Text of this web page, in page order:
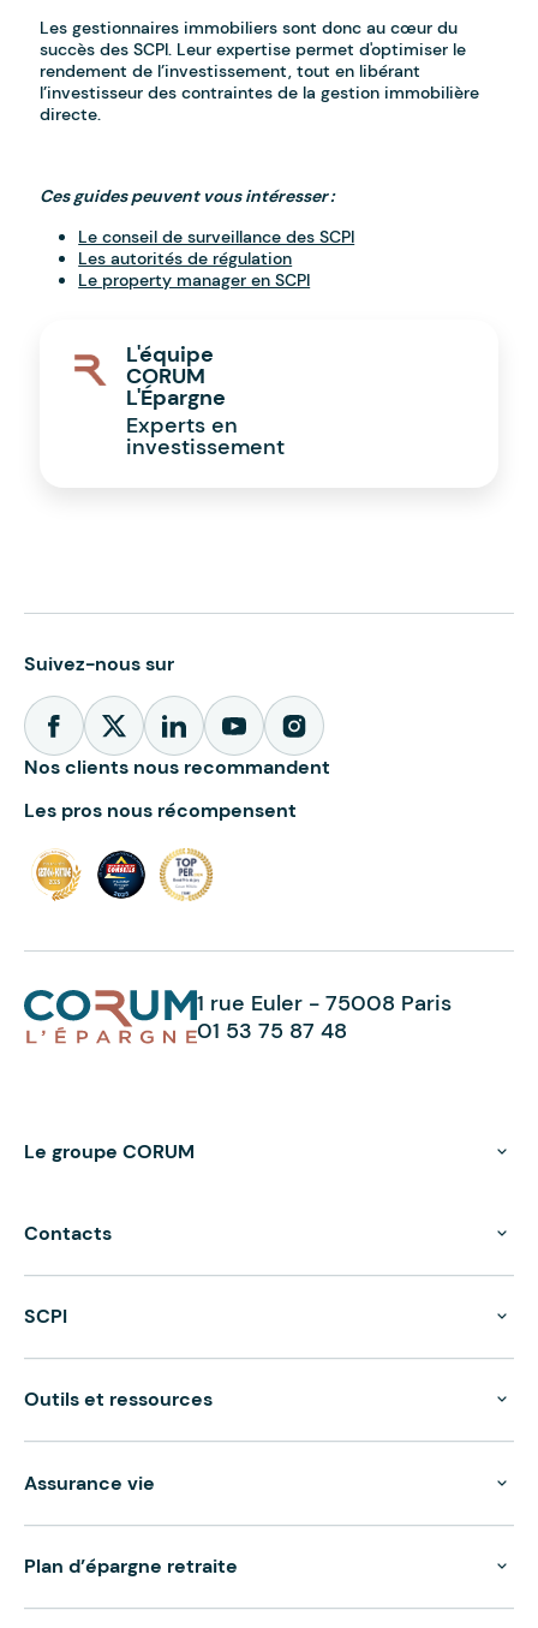
Les gestionnaires immobiliers sont donc au cœur du
succès des SCPI. Leur expertise permet d'optimiser le
rendement de l’investissement, tout en libérant
l’investisseur des contraintes de la gestion immobilière
directe.
Ces guides peuvent vous intéresser :
Le conseil de surveillance des SCPI
Les autorités de régulation
Le property manager en SCPI
L'équipe
CORUM
L'Épargne
Experts en
investissement
Suivez-nous sur
Nos clients nous recommandent
Les pros nous récompensent
1 rue Euler - 75008 Paris
01 53 75 87 48
Le groupe CORUM
Contacts
SCPI
Outils et ressources
Assurance vie
Plan d’épargne retraite